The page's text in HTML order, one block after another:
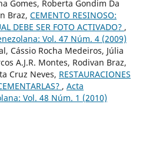
Gomes, Roberta Gondim Da
Braz, CEMENTO RESINOSO:
DEBE SER FOTO ACTIVADO? ,
Vol. 47 Núm. 4 (2009)
Cássio Rocha Medeiros, Júlia
A.J.R. Montes, Rodivan Braz,
Cruz Neves, RESTAURACIONES
, Acta
Vol. 48 Núm. 1 (2010)